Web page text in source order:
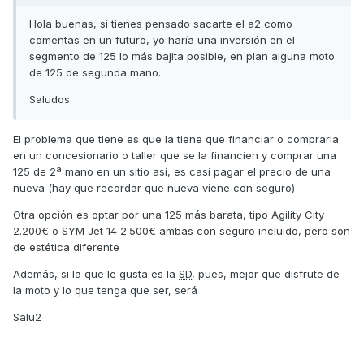
Hola buenas, si tienes pensado sacarte el a2 como
comentas en un futuro, yo haría una inversión en el
segmento de 125 lo más bajita posible, en plan alguna moto
de 125 de segunda mano.
Saludos.
El problema que tiene es que la tiene que financiar o comprarla
en un concesionario o taller que se la financien y comprar una
125 de 2ª mano en un sitio así, es casi pagar el precio de una
nueva (hay que recordar que nueva viene con seguro)
Otra opción es optar por una 125 más barata, tipo Agility City
2.200€ o SYM Jet 14 2.500€ ambas con seguro incluido, pero son
de estética diferente
Además, si la que le gusta es la SD, pues, mejor que disfrute de
la moto y lo que tenga que ser, será
Salu2